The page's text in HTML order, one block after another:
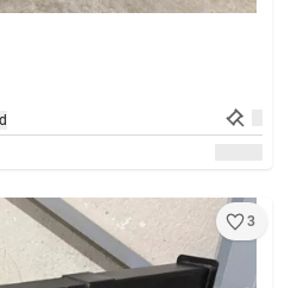
3